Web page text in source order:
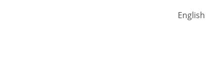
English